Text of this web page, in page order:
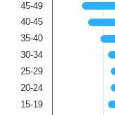
15-19
20-24
25-29
30-34
35-40
40-45
45-49